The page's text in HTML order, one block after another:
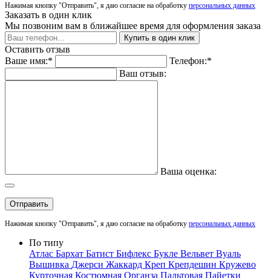
Нажимая кнопку "Отправить", я даю согласие на обработку персональных данных
Заказать в один клик
Мы позвоним вам в ближайшее время для оформления заказа
Купить в один клик
Оставить отзыв
Ваше имя:*
Телефон:*
Ваш отзыв:
Ваша оценка:
Отправить
Нажимая кнопку "Отправить", я даю согласие на обработку персональных данных
По типу
Атлас Бархат Батист Бифлекс Букле Вельвет Вуаль
Вышивка Джерси Жаккард Креп Крепдешин Кружево
Курточная Костюмная Органза Пальтовая Пайетки